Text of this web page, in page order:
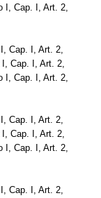
I, Cap. I, Art. 2,
Cap. I, Art. 2,
Cap. I, Art. 2,
I, Cap. I, Art. 2,
Cap. I, Art. 2,
Cap. I, Art. 2,
I, Cap. I, Art. 2,
Cap. I, Art. 2,